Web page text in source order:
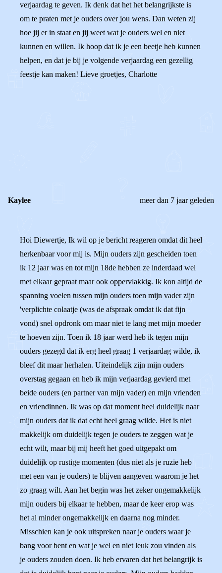
verjaardag te geven. Ik denk dat het het belangrijkste is
om te praten met je ouders over jou wens. Dan weten zij
hoe jij er in staat en jij weet wat je ouders wel en niet
kunnen en willen. Ik hoop dat ik je een beetje heb kunnen
helpen, en dat je bij je volgende verjaardag een gezellig
feestje kan maken! Lieve groetjes, Charlotte
Kaylee meer dan 7 jaar geleden
Hoi Diewertje, Ik wil op je bericht reageren omdat dit heel
herkenbaar voor mij is. Mijn ouders zijn gescheiden toen
ik 12 jaar was en tot mijn 18de hebben ze inderdaad wel
met elkaar gepraat maar ook oppervlakkig. Ik kon altijd de
spanning voelen tussen mijn ouders toen mijn vader zijn
'verplichte colaatje (was de afspraak omdat ik dat fijn
vond) snel opdronk om maar niet te lang met mijn moeder
te hoeven zijn. Toen ik 18 jaar werd heb ik tegen mijn
ouders gezegd dat ik erg heel graag 1 verjaardag wilde, ik
bleef dit maar herhalen. Uiteindelijk zijn mijn ouders
overstag gegaan en heb ik mijn verjaardag gevierd met
beide ouders (en partner van mijn vader) en mijn vrienden
en vriendinnen. Ik was op dat moment heel duidelijk naar
mijn ouders dat ik dat echt heel graag wilde. Het is niet
makkelijk om duidelijk tegen je ouders te zeggen wat je
echt wilt, maar bij mij heeft het goed uitgepakt om
duidelijk op rustige momenten (dus niet als je ruzie heb
met een van je ouders) te blijven aangeven waarom je het
zo graag wilt. Aan het begin was het zeker ongemakkelijk
mijn ouders bij elkaar te hebben, maar de keer erop was
het al minder ongemakkelijk en daarna nog minder.
Misschien kan je ook uitspreken naar je ouders waar je
bang voor bent en wat je wel en niet leuk zou vinden als
je ouders zouden doen. Ik heb ervaren dat het belangrijk is